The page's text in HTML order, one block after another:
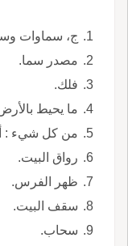
ج، سماوات
مصدر سما.
فلك.
ما يحيط
من كل شيء :
رواق البيت.
ظهر الفرس.
سقف البيت.
سحاب.